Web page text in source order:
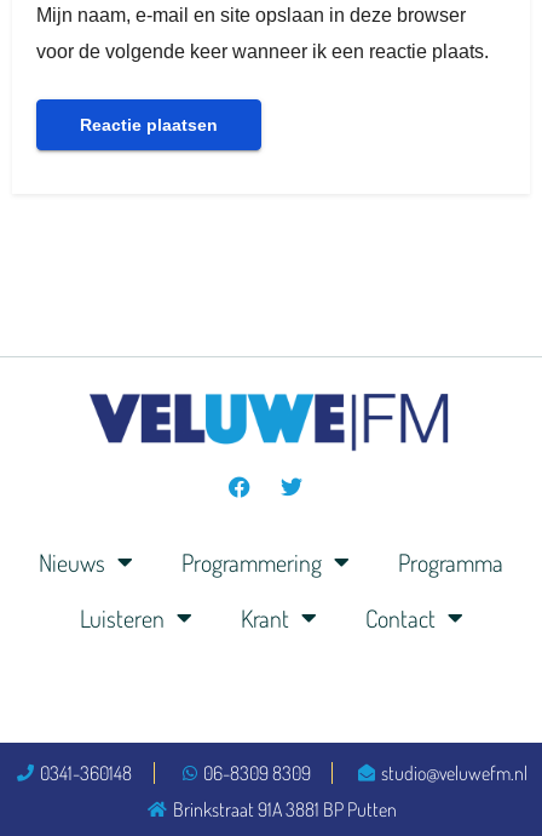
Mijn naam, e-mail en site opslaan in deze browser
voor de volgende keer wanneer ik een reactie plaats.
Nieuws Programmering
Programma
Luisteren
Krant Contact
0341-360148 06-8309 8309
studio@veluwefm.nl
Brinkstraat 91A 3881 BP Putten